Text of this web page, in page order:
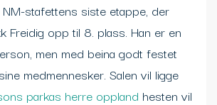
stafettens siste etappe, der
Freidig opp til 8. plass. Han er en
men med beina godt festet
medmennesker. Salen vil ligge
parkas herre oppland hesten vil